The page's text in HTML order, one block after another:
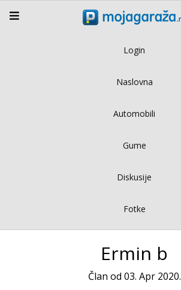
Login
Naslovna
Automobili
Gume
Diskusije
Fotke
Ermin b
Član od 03. Apr 2020.